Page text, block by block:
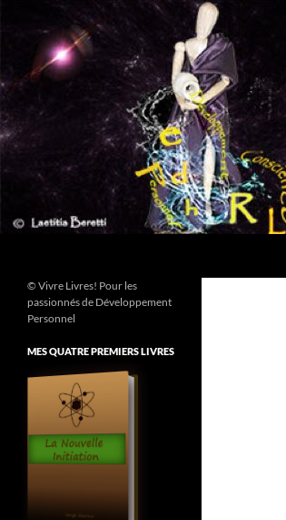
contenu
© Vivre Livres! Pour les
passionnés de Développement
Personnel
MES QUATRE PREMIERS LIVRES